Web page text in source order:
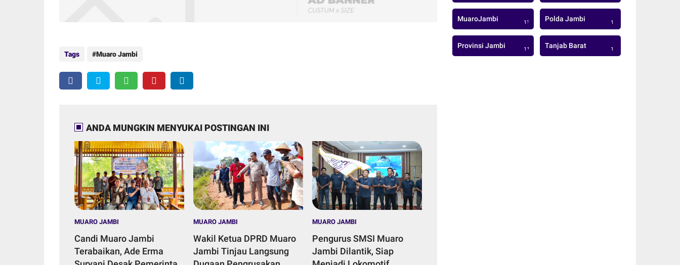
Tags Muaro Jambi
ANDA MUNGKIN MENYUKAI POSTINGAN INI
MUARO JAMBI
Candi Muaro Jambi
Terabaikan, Ade Erma
MUARO JAMBI
Wakil Ketua DPRD Muaro
Jambi Tinjau Langsung
MUARO JAMBI
Pengurus SMSI Muaro
Jambi Dilantik, Siap
MuaroJambi 137 Polda Jambi 1
Provinsi Jambi 113 Tanjab Barat 1